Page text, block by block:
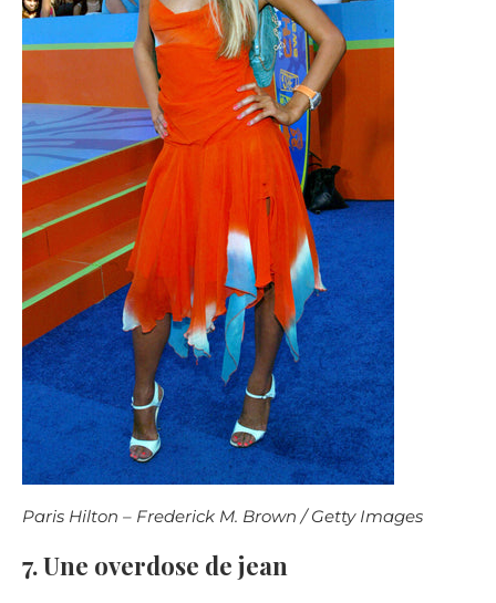
Paris Hilton – Frederick M. Brown / Getty Images
7. Une overdose de jean